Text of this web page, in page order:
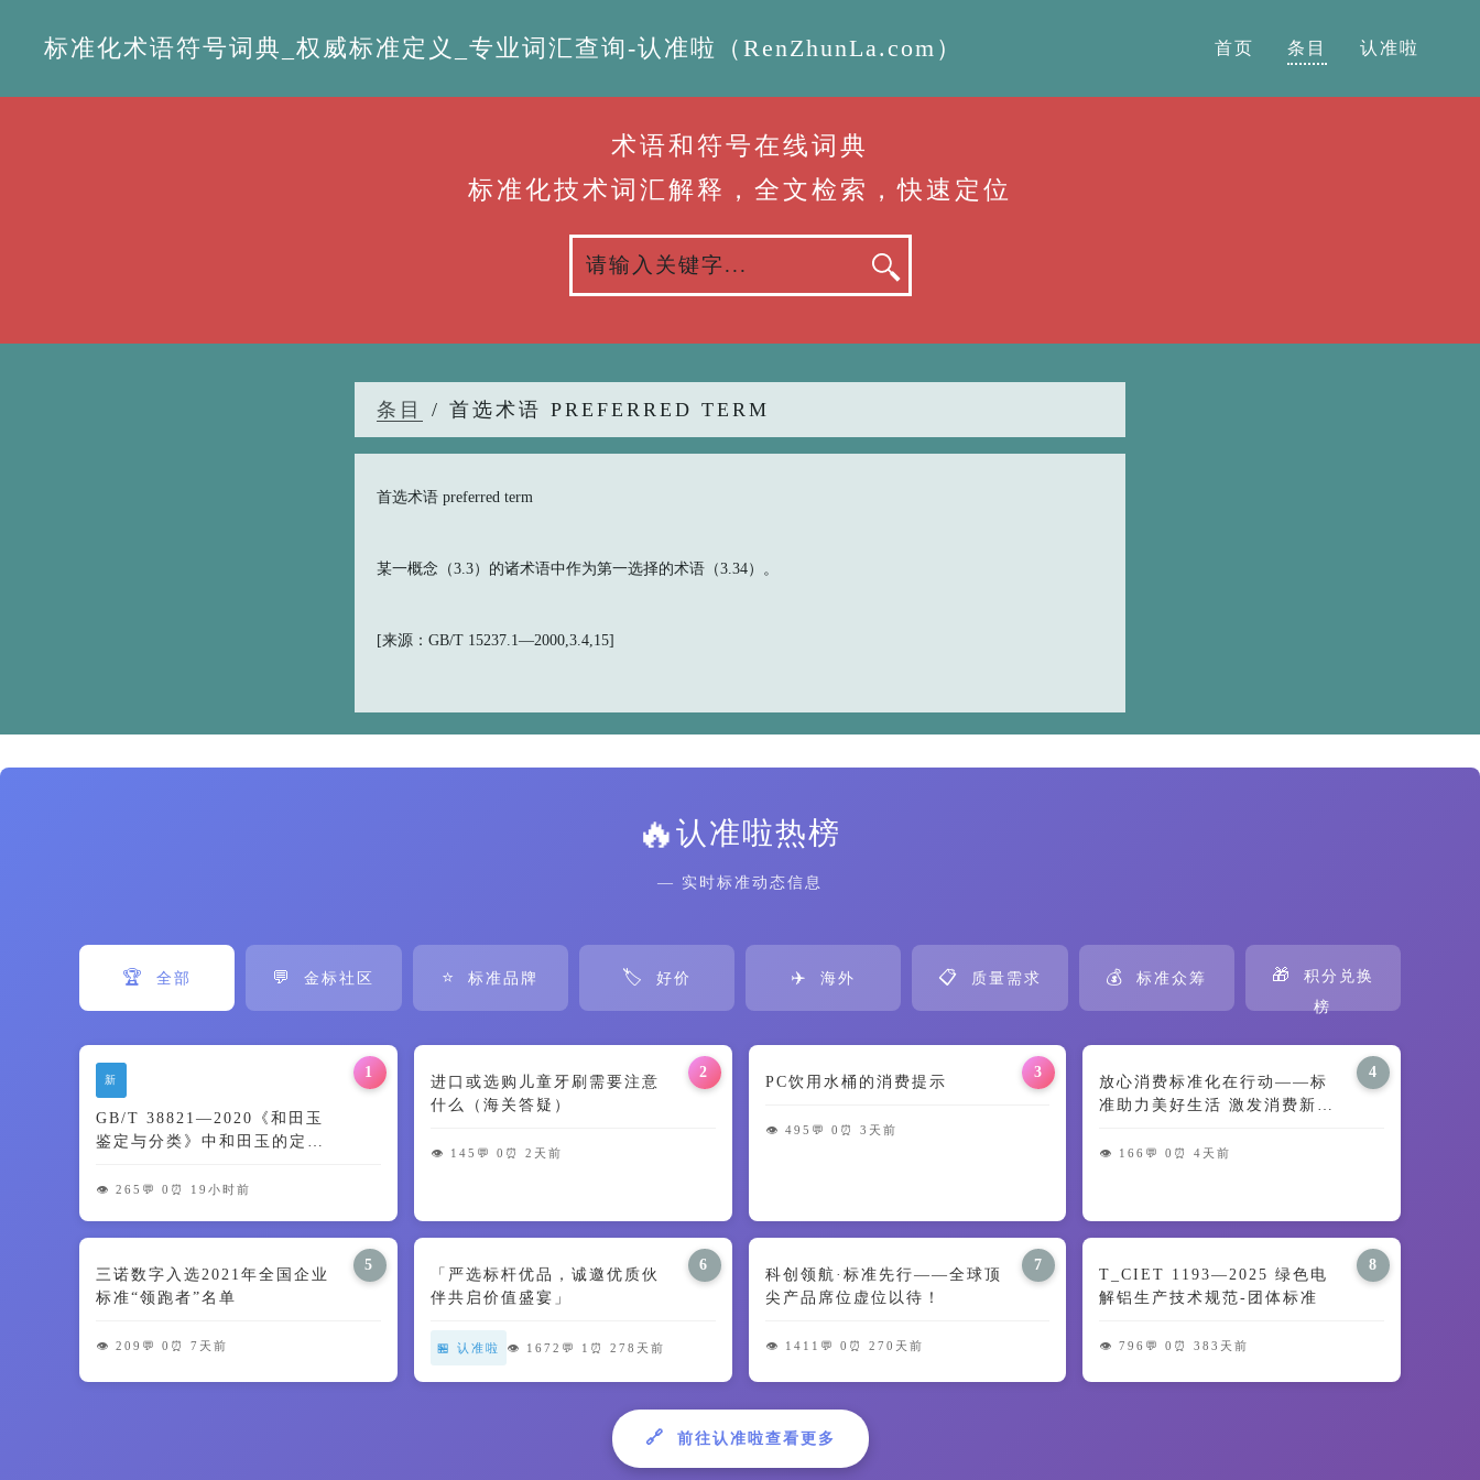
标准化术语符号词典_权威标准定义_专业词汇查询-认准啦（RenZhunLa.com） 首页 条目 认准啦
术语和符号在线词典
标准化技术词汇解释，全文检索，快速定位
条目 / 首选术语 PREFERRED TERM
首选术语 preferred term
某一概念（3.3）的诸术语中作为第一选择的术语（3.34）。
[来源：GB/T 15237.1—2000,3.4,15]
🔥认准啦热榜
— 实时标准动态信息
🏆 全部 💬 金标社区 ⭐ 标准品牌 🏷️ 好价 ✈️ 海外 📋 质量需求 💰 标准众筹 🎁
积分兑换
榜
1
新
GB/T 38821—2020《和田玉
鉴定与分类》中和田玉的定义
👁️ 265 💬 0 ⏰ 19小时前
2
进口或选购儿童牙刷需要注意
什么（海关答疑）
👁️ 145 💬 0 ⏰ 2天前
3
PC饮用水桶的消费提示
👁️ 495 💬 0 ⏰ 3天前
4
放心消费标准化在行动——标
准助力美好生活 激发消费新动
👁️ 166 💬 0 ⏰ 4天前
5
三诺数字入选2021年全国企业
标准“领跑者”名单
👁️ 209 💬 0 ⏰ 7天前
6
「严选标杆优品，诚邀优质伙
伴共启价值盛宴」
🏪 认准啦 👁️ 1672 💬 1 ⏰ 278天前
7
科创领航·标准先行——全球顶
尖产品席位虚位以待！
👁️ 1411 💬 0 ⏰ 270天前
8
T_CIET 1193—2025 绿色电
解铝生产技术规范-团体标准
👁️ 796 💬 0 ⏰ 383天前
🔗 前往认准啦查看更多